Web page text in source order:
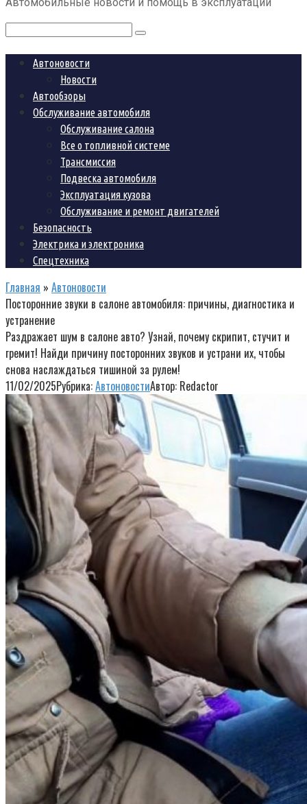
Поиск:
Автоновости
Новости
Автообзоры
Обслуживание автомобиля
Обслуживание салона
Все о топливной системе
Трансмиссия
Подвеска автомобиля
Эксплуатация кузова
Обслуживание и ремонт двигателей
Безопасность
Электрика и электроника
Спецтехника
Главная » Автоновости
Посторонние звуки в салоне автомобиля: причины, диагностика и
устранение
Раздражает шум в салоне авто? Узнай, почему скрипит, стучит и
гремит! Найди причину посторонних звуков и устрани их, чтобы
снова наслаждаться тишиной за рулем!
11/02/2025Рубрика:АвтоновостиАвтор: Redactor